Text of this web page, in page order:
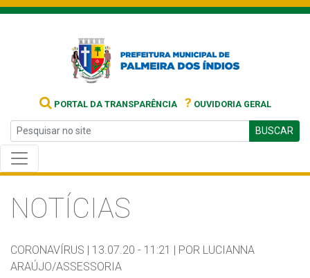
PORTAL DA TRANSPARÊNCIA ? OUVIDORIA GERAL
BUSCAR
NOTÍCIAS
CORONAVÍRUS | 13.07.20 - 11:21 | POR LUCIANNA
ARAÚJO/ASSESSORIA